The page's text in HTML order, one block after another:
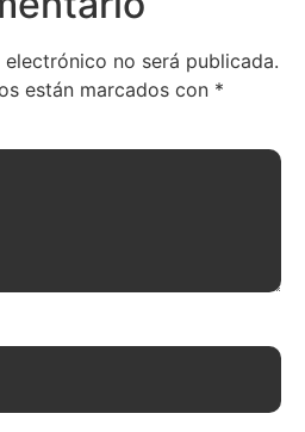
no será publicada.
están marcados con *